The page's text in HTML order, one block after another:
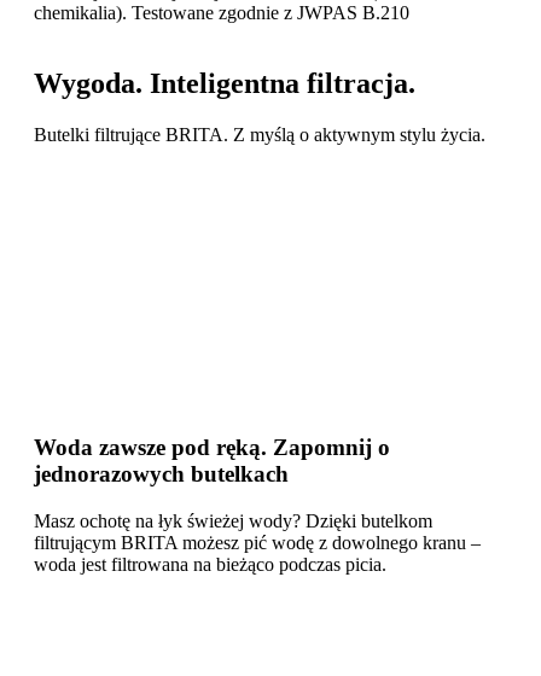
chemikalia). Testowane zgodnie z JWPAS B.210
Wygoda. Inteligentna filtracja.
Butelki filtrujące BRITA. Z myślą o aktywnym stylu życia.
Woda zawsze pod ręką. Zapomnij o
jednorazowych butelkach
Masz ochotę na łyk świeżej wody? Dzięki butelkom
filtrującym BRITA możesz pić wodę z dowolnego kranu –
woda jest filtrowana na bieżąco podczas picia.